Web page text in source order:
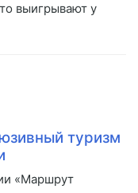
выигрывают у
туризм
«Маршрут